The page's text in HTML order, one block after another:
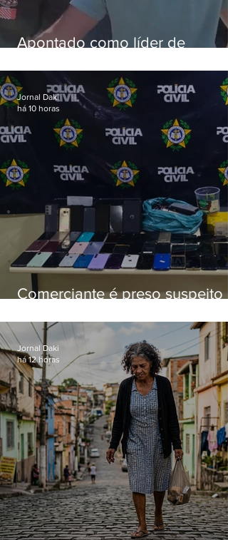
Apontado como líder de
aposentados é preso
Comerciante é preso suspeito
loja
Jornal Daki
há 10 horas
Jornal Daki
há 12 horas